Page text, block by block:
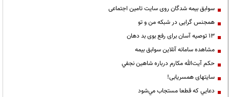
سوابق بیمه شدگان روی سایت تامین اجتماعی
همجنس گرایی در شبکه من و تو
13 توصیه آسان برای رفع بوی بد دهان
مشاهده سامانه آنلاين سوابق بیمه
حكم آيت‌الله مكارم درباره شاهين نجفي
سایتهای همسریابی!
دعايي كه قطعا مستجاب مي‌شود